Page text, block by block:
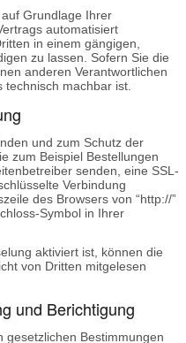
Grundlage Ihrer
automatisiert
in einem gängigen,
zu lassen. Sofern Sie die
anderen Verantwortlichen
technisch machbar ist.
und zum Schutz der
zum Beispiel Bestellungen
senden, eine SSL-
Verbindung
des Browsers von “http://”
Symbol in Ihrer
aktiviert ist, können die
von Dritten mitgelesen
und Berichtigung
gesetzlichen Bestimmungen